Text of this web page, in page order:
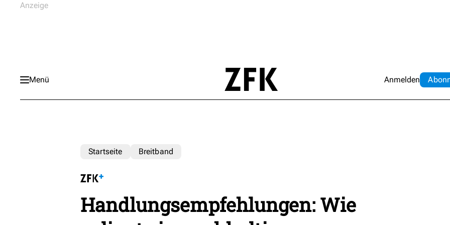
Menü Anmelden Abo
Startseite Breitband
Handlungsempfehlungen: Wie